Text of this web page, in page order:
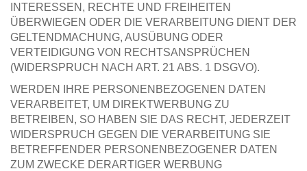
INTERESSEN, RECHTE UND FREIHEITEN
ÜBERWIEGEN ODER DIE VERARBEITUNG DIENT DER
GELTENDMACHUNG, AUSÜBUNG ODER
VERTEIDIGUNG VON RECHTSANSPRÜCHEN
(WIDERSPRUCH NACH ART. 21 ABS. 1 DSGVO).
WERDEN IHRE PERSONENBEZOGENEN DATEN
VERARBEITET, UM DIREKTWERBUNG ZU
BETREIBEN, SO HABEN SIE DAS RECHT, JEDERZEIT
WIDERSPRUCH GEGEN DIE VERARBEITUNG SIE
BETREFFENDER PERSONENBEZOGENER DATEN
ZUM ZWECKE DERARTIGER WERBUNG